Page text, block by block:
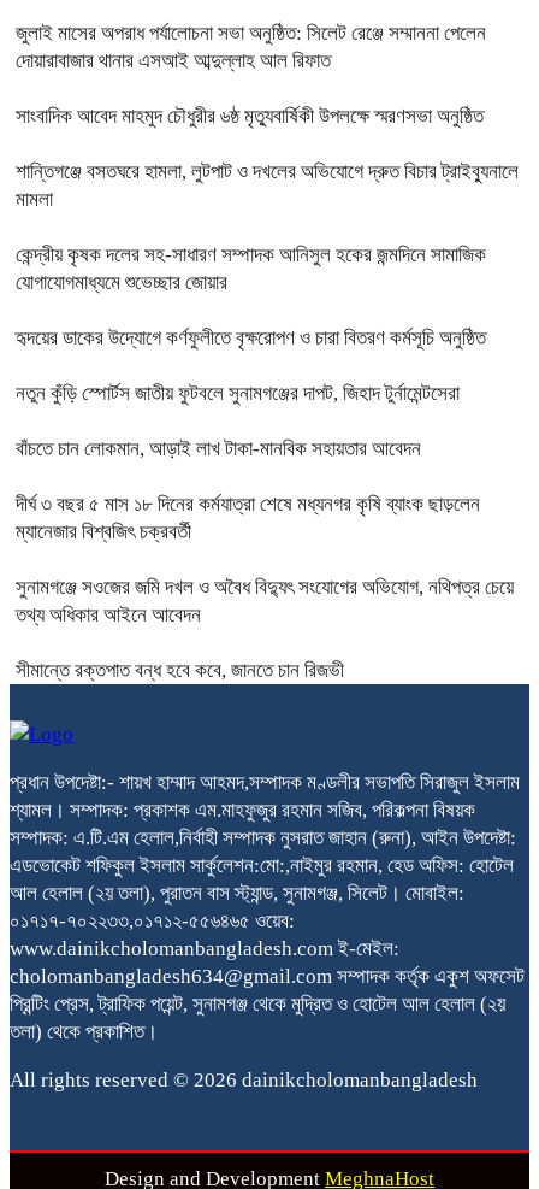
জুলাই মাসের অপরাধ পর্যালোচনা সভা অনুষ্ঠিত: সিলেট রেঞ্জে সম্মাননা পেলেন
দোয়ারাবাজার থানার এসআই আব্দুল্লাহ আল রিফাত
সাংবাদিক আবেদ মাহমুদ চৌধুরীর ৬ষ্ঠ মৃত্যুবার্ষিকী উপলক্ষে স্মরণসভা অনুষ্ঠিত
শান্তিগঞ্জে বসতঘরে হামলা, লুটপাট ও দখলের অভিযোগে দ্রুত বিচার ট্রাইব্যুনালে
মামলা
কেন্দ্রীয় কৃষক দলের সহ-সাধারণ সম্পাদক আনিসুল হকের জন্মদিনে সামাজিক
যোগাযোগমাধ্যমে শুভেচ্ছার জোয়ার
হৃদয়ের ডাকের উদ্যোগে কর্ণফুলীতে বৃক্ষরোপণ ও চারা বিতরণ কর্মসূচি অনুষ্ঠিত
নতুন কুঁড়ি স্পোর্টস জাতীয় ফুটবলে সুনামগঞ্জের দাপট, জিহাদ টুর্নামেন্টসেরা
বাঁচতে চান লোকমান, আড়াই লাখ টাকা-মানবিক সহায়তার আবেদন
দীর্ঘ ৩ বছর ৫ মাস ১৮ দিনের কর্মযাত্রা শেষে মধ্যনগর কৃষি ব্যাংক ছাড়লেন
ম্যানেজার বিশ্বজিৎ চক্রবর্তী
সুনামগঞ্জে সওজের জমি দখল ও অবৈধ বিদ্যুৎ সংযোগের অভিযোগ, নথিপত্র চেয়ে
তথ্য অধিকার আইনে আবেদন
সীমান্তে রক্তপাত বন্ধ হবে কবে, জানতে চান রিজভী
প্রধান উপদেষ্টা:- শায়খ হাম্মাদ আহমদ,সম্পাদক মণ্ডলীর সভাপতি সিরাজুল ইসলাম
শ্যামল। সম্পাদক: প্রকাশক এম.মাহফুজুর রহমান সজিব, পরিকল্পনা বিষয়ক
সম্পাদক: এ.টি.এম হেলাল,নির্বাহী সম্পাদক নুসরাত জাহান (রুনা), আইন উপদেষ্টা:
এডভোকেট শফিকুল ইসলাম সার্কুলেশন:মো:,নাইমুর রহমান, হেড অফিস: হোটেল
আল হেলাল (২য় তলা), পুরাতন বাস স্ট্যান্ড, সুনামগঞ্জ, সিলেট। মোবাইল:
০১৭১৭-৭০২২৩৩,০১৭১২-৫৫৬৪৬৫ ওয়েব:
www.dainikcholomanbangladesh.com ই-মেইল:
cholomanbangladesh634@gmail.com সম্পাদক কর্তৃক একুশ অফসেট
প্রিন্টিং প্রেস, ট্রাফিক পয়েন্ট, সুনামগঞ্জ থেকে মুদ্রিত ও হোটেল আল হেলাল (২য়
তলা) থেকে প্রকাশিত।
All rights reserved © 2026 dainikcholomanbangladesh
Design and Development MeghnaHost